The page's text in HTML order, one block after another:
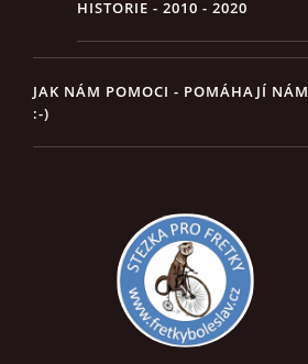
HISTORIE - 2010 - 2020
JAK NÁM POMOCI - POMÁHAJÍ NÁM
:-)